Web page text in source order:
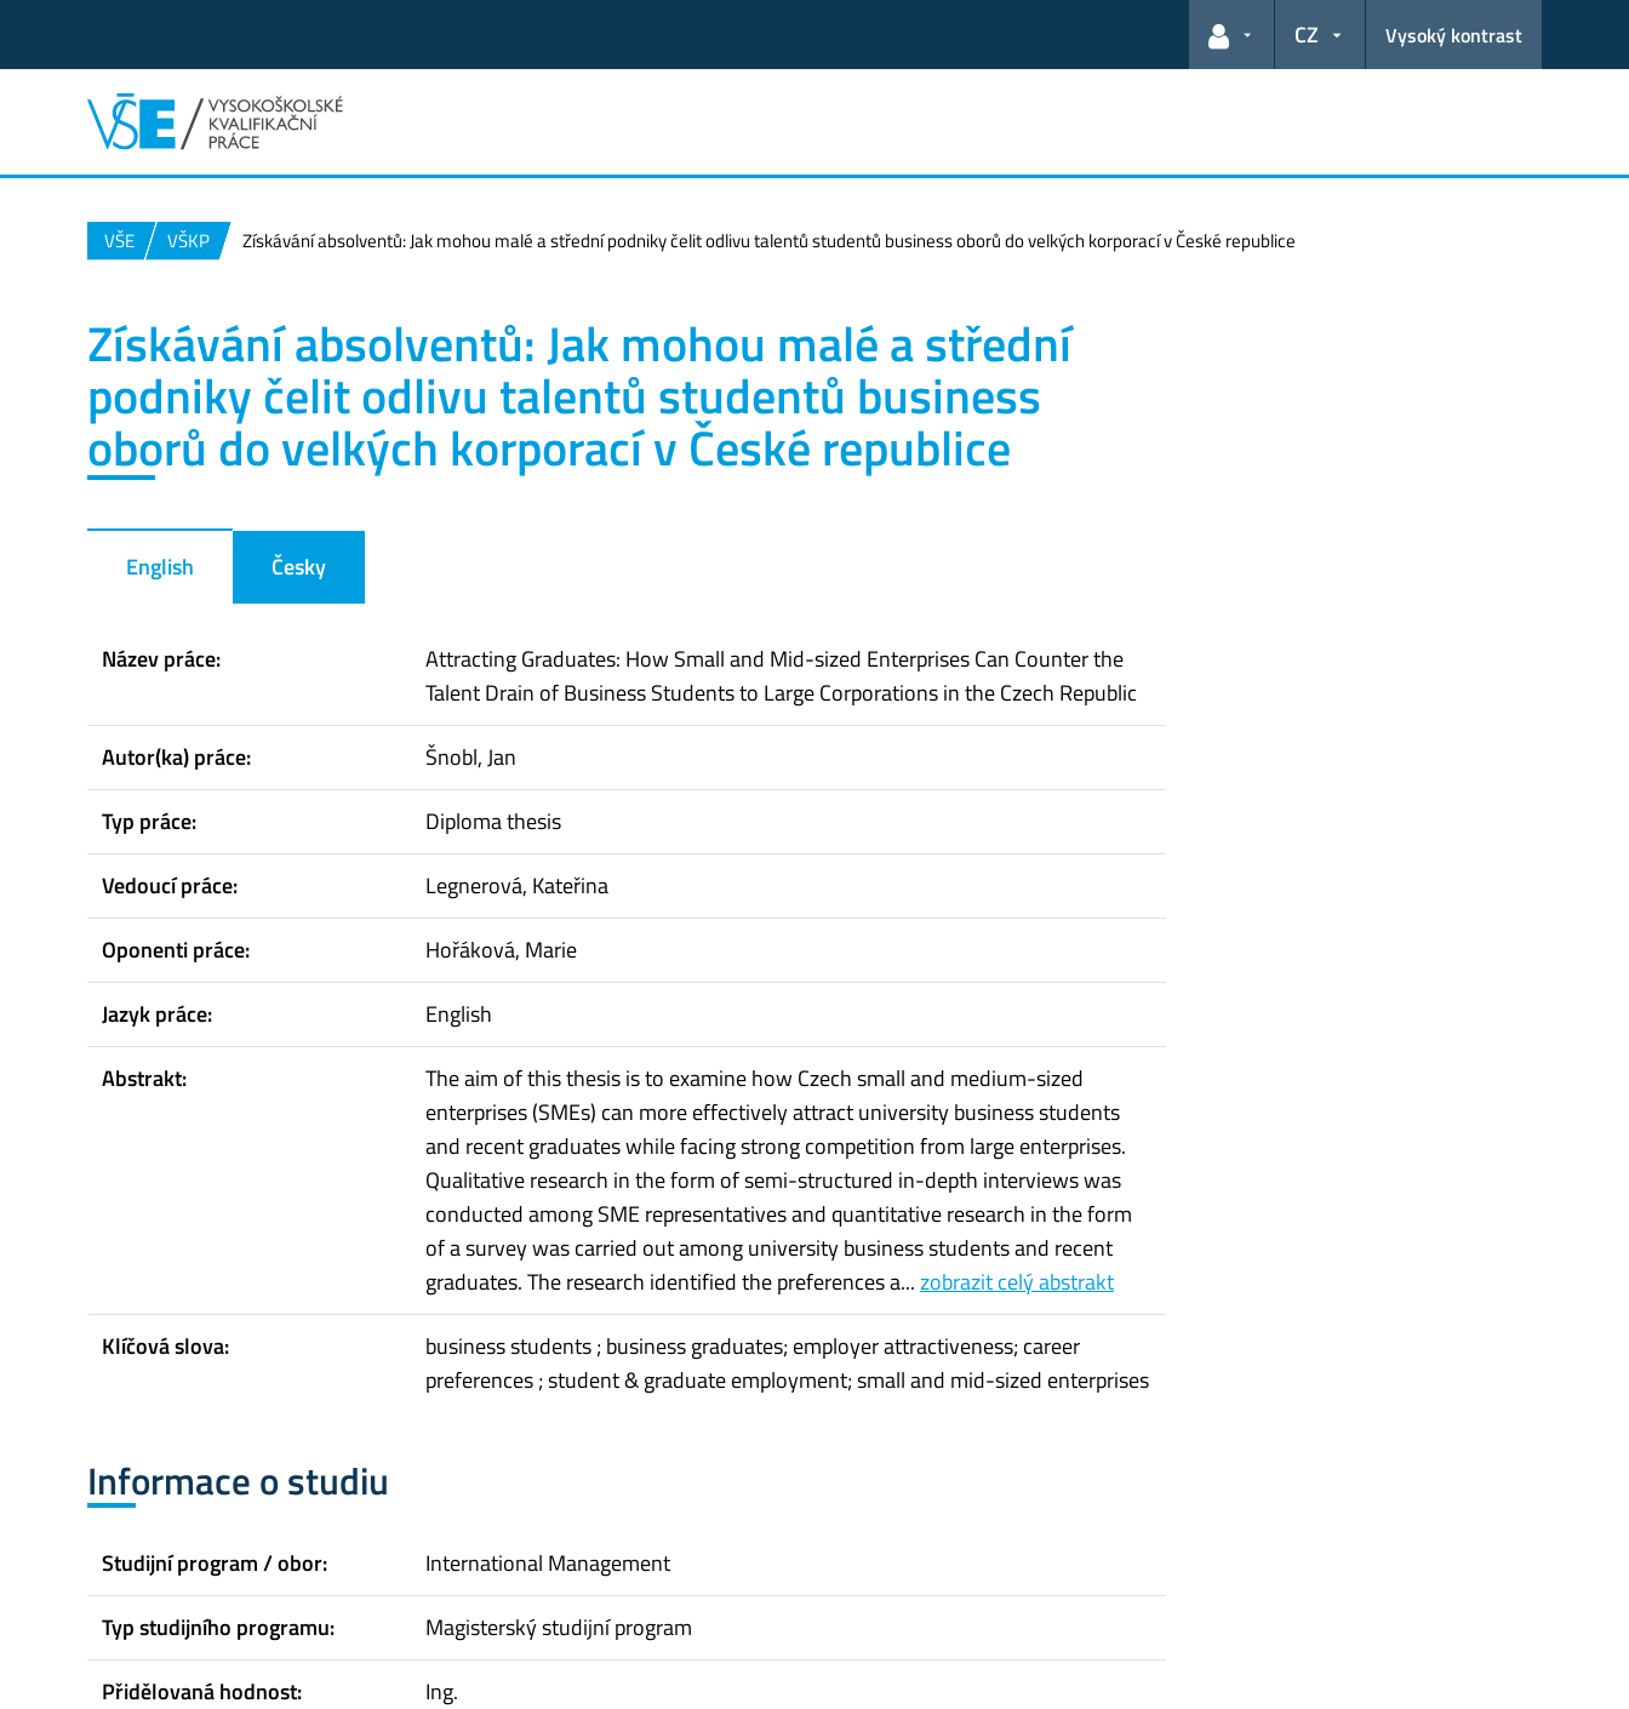
Odkazy pro uživatele
CZ Vysoký kontrast
VŠE VŠKP Získávání absolventů: Jak mohou malé a střední podniky čelit odlivu talentů studentů business oborů do velkých korporací v České republice
Získávání absolventů: Jak mohou malé a střední
podniky čelit odlivu talentů studentů business
oborů do velkých korporací v České republice
English Česky
Název práce:
Attracting Graduates: How Small and Mid-sized Enterprises Can Counter the
Talent Drain of Business Students to Large Corporations in the Czech Republic
Autor(ka) práce:
Šnobl, Jan
Typ práce:
Diploma thesis
Vedoucí práce:
Legnerová, Kateřina
Oponenti práce:
Hořáková, Marie
Jazyk práce:
English
Abstrakt:
The aim of this thesis is to examine how Czech small and medium-sized
enterprises (SMEs) can more effectively attract university business students
and recent graduates while facing strong competition from large enterprises.
Qualitative research in the form of semi-structured in-depth interviews was
conducted among SME representatives and quantitative research in the form
of a survey was carried out among university business students and recent
graduates. The research identified the preferences a...zobrazit celý abstrakt
Klíčová slova:
business students ; business graduates; employer attractiveness; career
preferences ; student & graduate employment; small and mid-sized enterprises
Informace o studiu
Studijní program / obor:
International Management
Typ studijního programu:
Magisterský studijní program
Přidělovaná hodnost:
Ing.